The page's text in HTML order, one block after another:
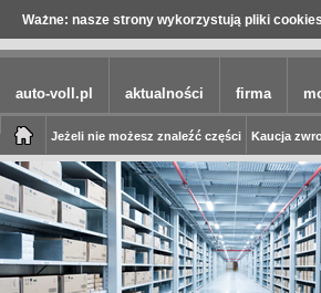
Ważne: nasze strony wykorzystują pliki
auto-voll.pl aktualności firma
Jeżeli nie możesz znaleźć części Kaucja